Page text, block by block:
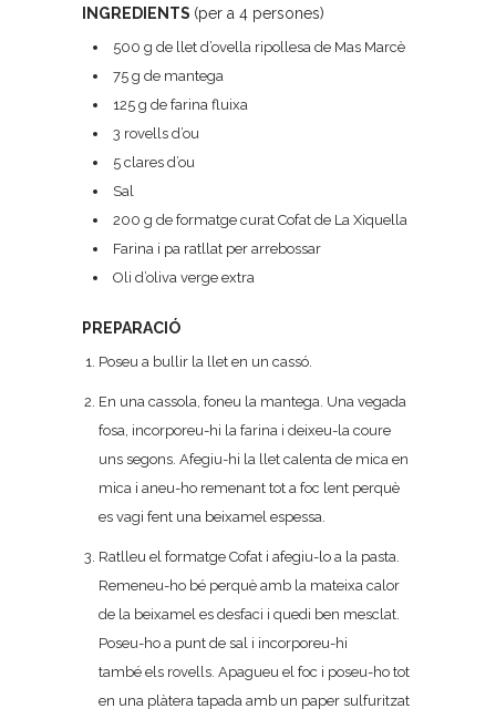
INGREDIENTS (per a 4 persones)
500 g de llet d’ovella ripollesa de Mas Marcè
75 g de mantega
125 g de farina fluixa
3 rovells d’ou
5 clares d’ou
Sal
200 g de formatge curat Cofat de La Xiquella
Farina i pa ratllat per arrebossar
Oli d’oliva verge extra
PREPARACIÓ
Poseu a bullir la llet en un cassó.
En una cassola, foneu la mantega. Una vegada
fosa, incorporeu-hi la farina i deixeu-la coure
uns segons. Afegiu-hi la llet calenta de mica en
mica i aneu-ho remenant tot a foc lent perquè
es vagi fent una beixamel espessa.
Ratlleu el formatge Cofat i afegiu-lo a la pasta.
Remeneu-ho bé perquè amb la mateixa calor
de la beixamel es desfaci i quedi ben mesclat.
Poseu-ho a punt de sal i incorporeu-hi
també els rovells. Apagueu el foc i poseu-ho tot
en una plàtera tapada amb un paper sulfuritzat